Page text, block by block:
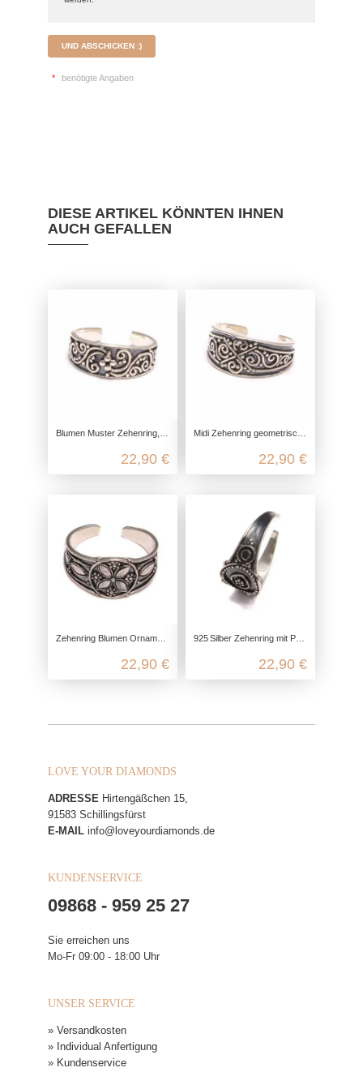
UND ABSCHICKEN :)
* benötigte Angaben
DIESE ARTIKEL KÖNNTEN IHNEN
AUCH GEFALLEN
Blumen Muster Zehenring, Zehen Ring keltisch, 925 Sterling Silber, Fuß Schmuck offen anpassbar, boho Hippie Festival, Sommer
22,90 €
Midi Zehenring geometrisch, 925 Sterling Silber, Zehen Ring anpassbar, antik Silber Fußschmuck, echt Silber Damen Knöchelring
22,90 €
Zehenring Blumen Ornament 925 Sterling Silber, Zehen Ring Fußschmuck, Fuß Schmuck offen anpassbar, Hippie boho Fuß Ring
22,90 €
925 Silber Zehenring mit Punkt‑Ornament – offener, anpassbarer Boho Fußring
22,90 €
LOVE YOUR DIAMONDS
ADRESSE Hirtengäßchen 15,
91583 Schillingsfürst
E-MAIL info@loveyourdiamonds.de
KUNDENSERVICE
09868 - 959 25 27
Sie erreichen uns
Mo-Fr 09:00 - 18:00 Uhr
UNSER SERVICE
» Versandkosten
» Individual Anfertigung
» Kundenservice